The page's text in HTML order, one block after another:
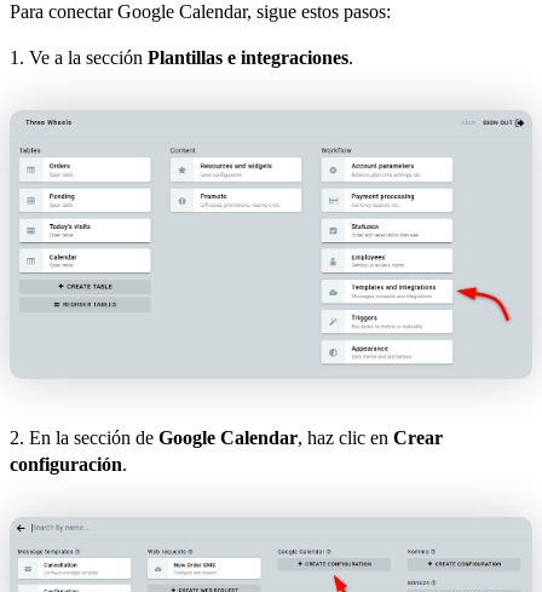
Para conectar Google Calendar, sigue estos pasos:
1. Ve a la sección Plantillas e integraciones.
2. En la sección de Google Calendar, haz clic en Crear
configuración.